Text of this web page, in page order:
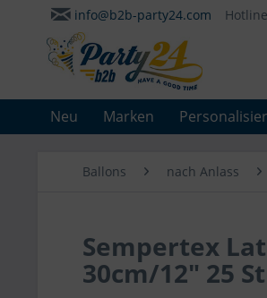
info@b2b-party24.com Hotline
Neu Marken
Ballons nach Anlass
Sempertex
30cm/12" 25